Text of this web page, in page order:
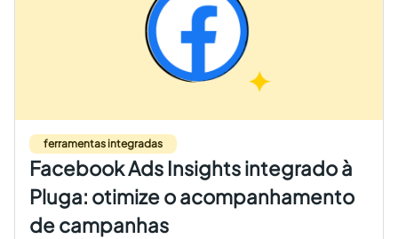
ferramentas integradas
Facebook Ads Insights integrado à
Pluga: otimize o acompanhamento
de campanhas